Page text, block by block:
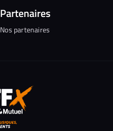
Partenaires
Nos partenaires